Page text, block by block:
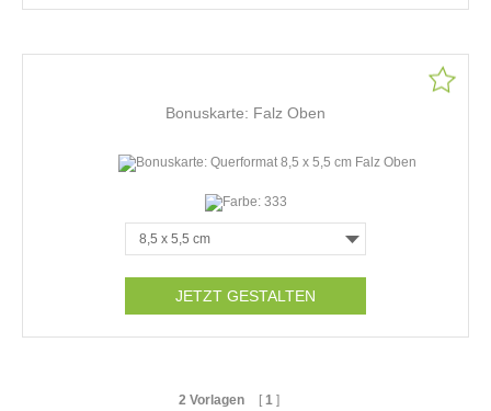
Bonuskarte: Falz Oben
JETZT GESTALTEN
2 Vorlagen [ 1 ]